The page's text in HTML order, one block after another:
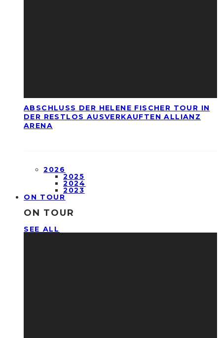
ABSCHLUSS DER HELENE FISCHER TOUR IN
DER RESTLOS AUSVERKAUFTEN ALLIANZ
ARENA
2026
2025
2024
2023
ON TOUR
ON TOUR
SEE ALL